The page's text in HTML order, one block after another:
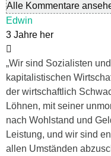
Alle Kommentare
Edwin
3 Jahre her
„Wir sind Sozialisten
kapitalistischen
der wirtschaftlich
Löhnen, mit seiner
nach Wohlstand und
Leistung, und wir sind
allen Umständen